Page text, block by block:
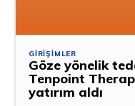
GIRIŞIMLER
Göze yönelik
Tenpoint
yatırım aldı